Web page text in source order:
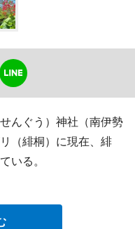
んぐう）神社（南伊勢
（緋桐）に現在、緋
いる。